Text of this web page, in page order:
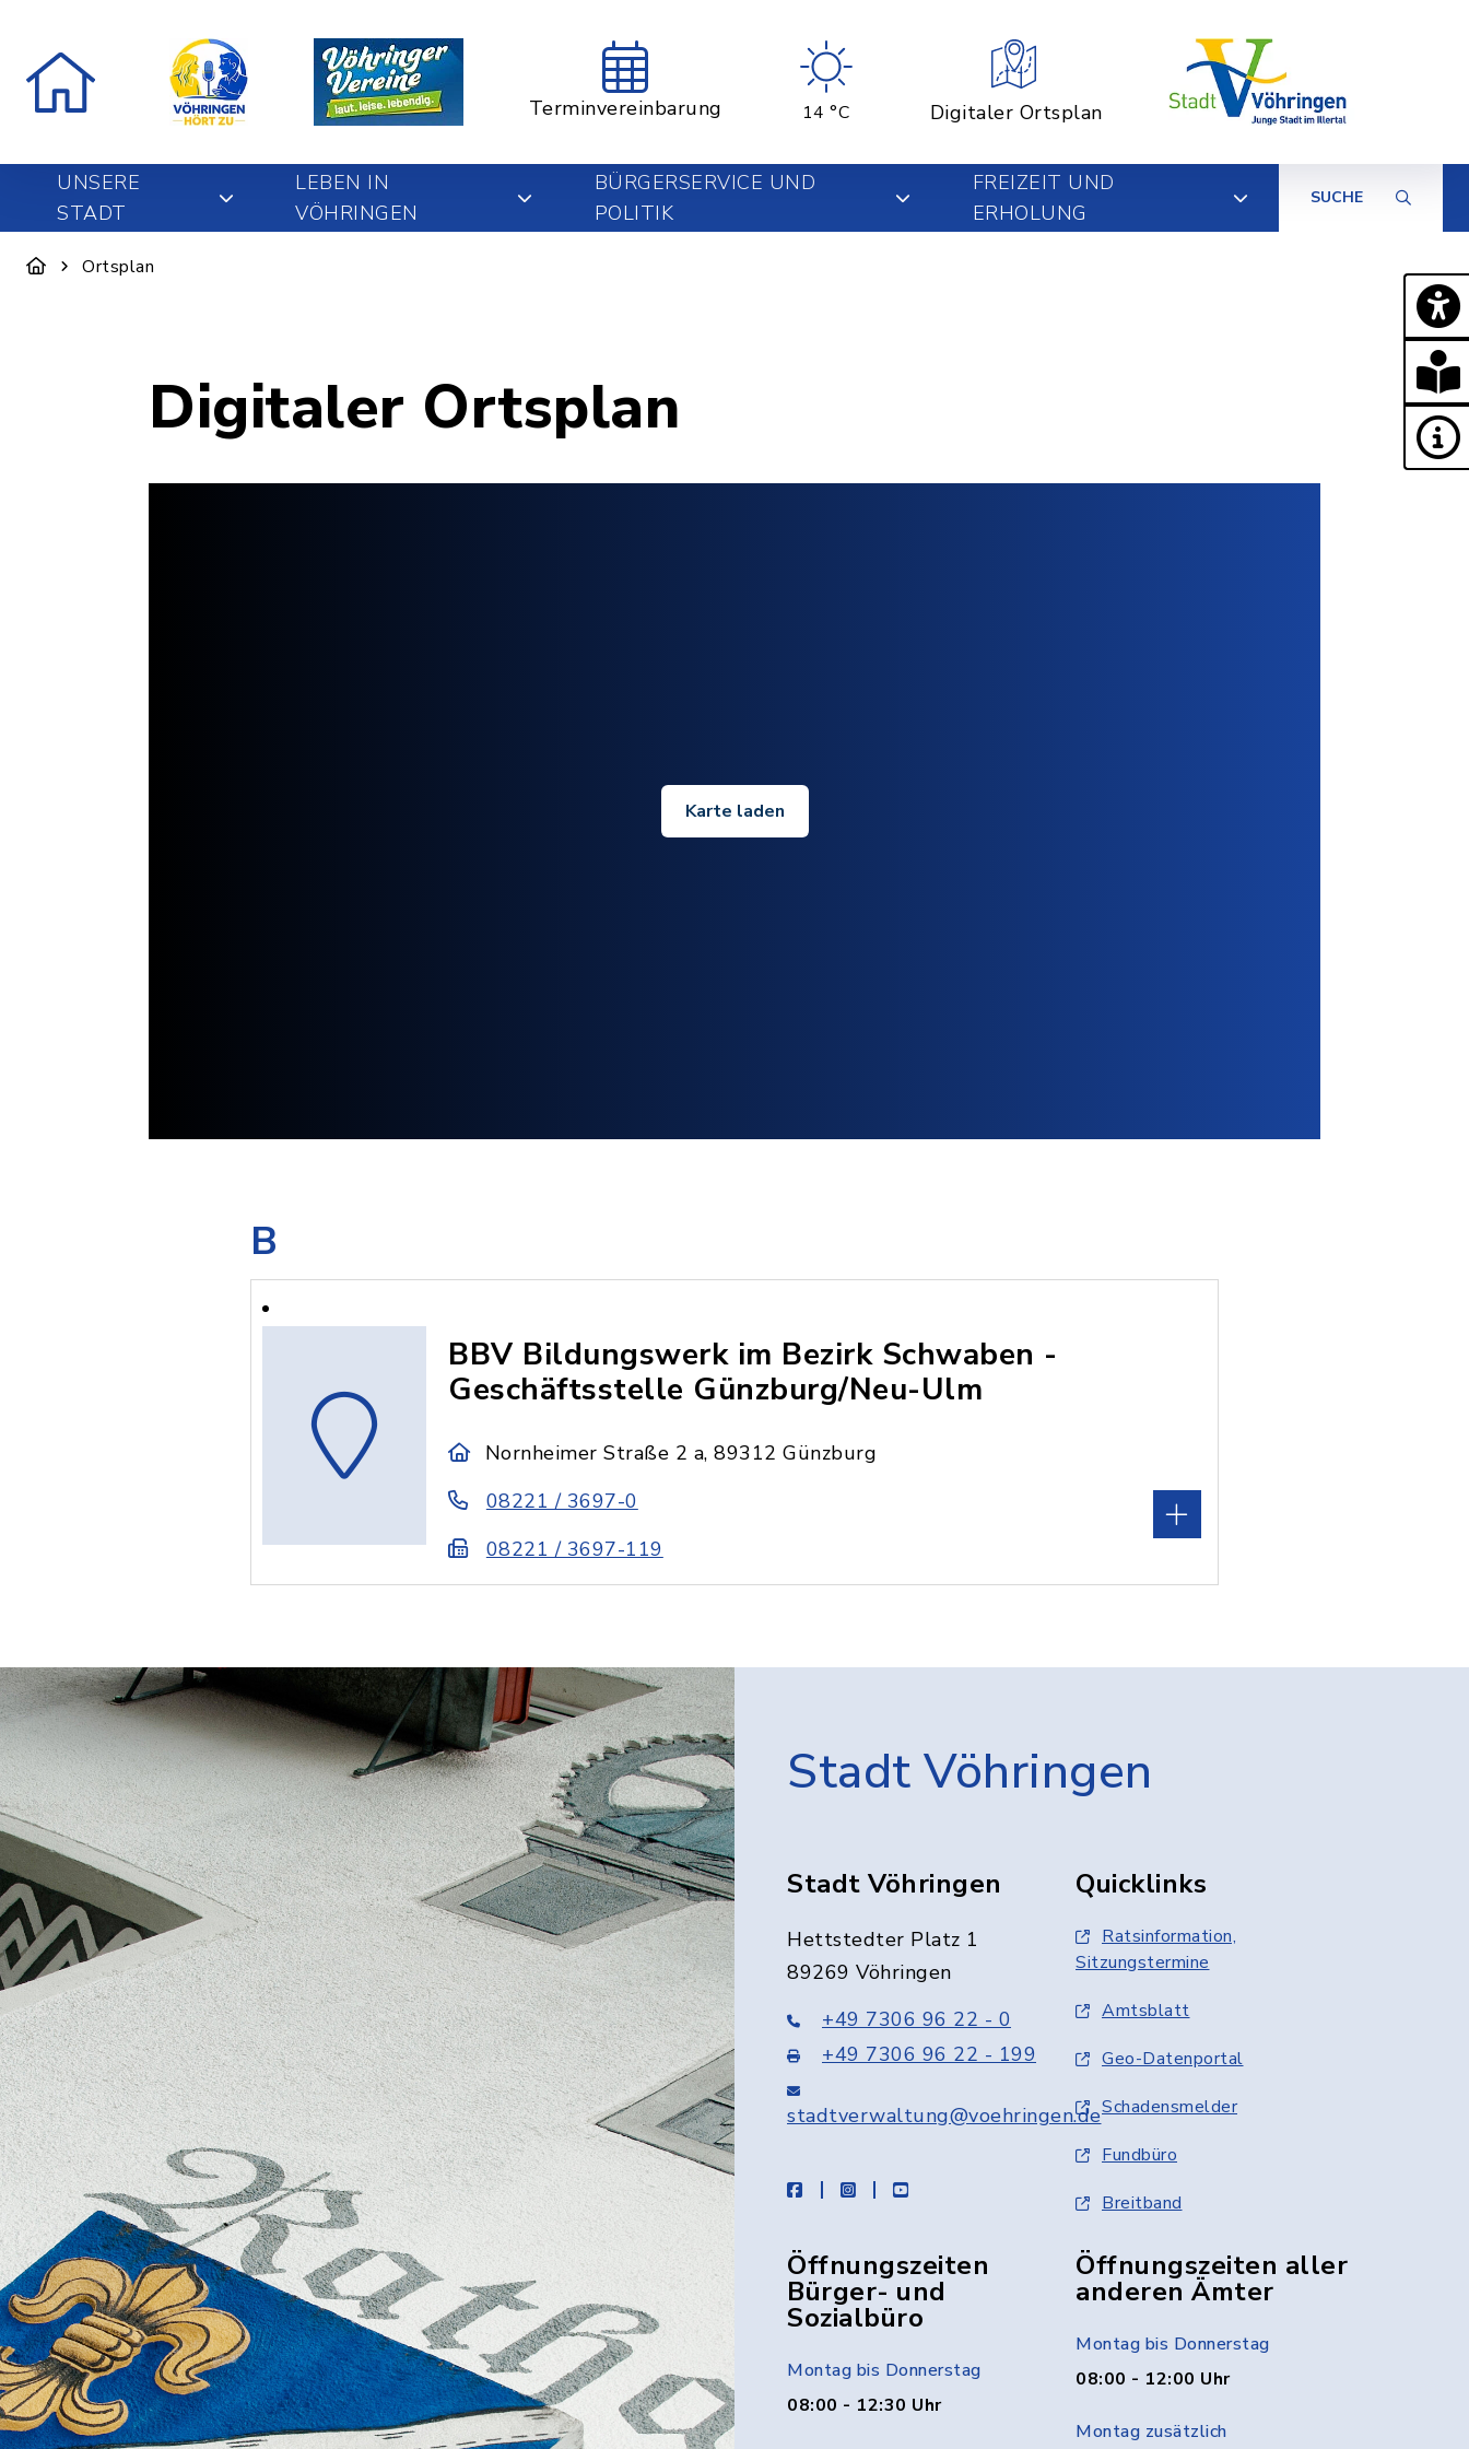
Terminvereinbarung 14 °C Digitaler Ortsplan
UNSERE
STADT
LEBEN IN
VÖHRINGEN
BÜRGERSERVICE UND
POLITIK
FREIZEIT UND
ERHOLUNG
SUCHE
Ortsplan
Digitaler Ortsplan
Karte laden
B
BBV Bildungswerk im Bezirk Schwaben -
Geschäftsstelle Günzburg/Neu-Ulm
Nornheimer Straße 2 a, 89312 Günzburg
08221 / 3697-0
08221 / 3697-119
Stadt Vöhringen
Stadt Vöhringen
Hettstedter Platz 1
89269 Vöhringen
+49 7306 96 22 - 0
+49 7306 96 22 - 199
stadtverwaltung@voehringen.de
facebookinstagramyoutube
Quicklinks
Ratsinformation,
Sitzungstermine
Amtsblatt
Geo-Datenportal
Schadensmelder
Fundbüro
Breitband
Öffnungszeiten
Bürger- und
Sozialbüro
Montag bis Donnerstag
08:00 - 12:30 Uhr
Öffnungszeiten aller
anderen Ämter
Montag bis Donnerstag
08:00 - 12:00 Uhr
Montag zusätzlich